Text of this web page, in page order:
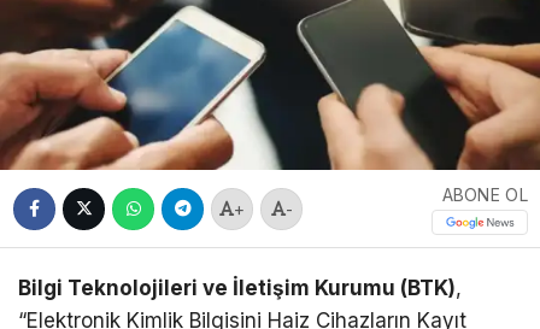
+ -
ABONE OL
Bilgi Teknolojileri ve İletişim Kurumu (BTK),
“Elektronik Kimlik Bilgisini Haiz Cihazların Kayıt